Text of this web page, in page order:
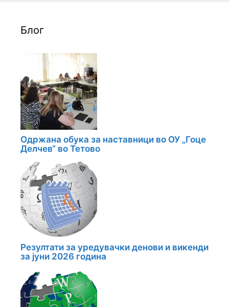
Блог
Одржана обука за наставници во ОУ „Гоце
Делчев“ во Тетово
Резултати за уредувачки денови и викенди
за јуни 2026 година